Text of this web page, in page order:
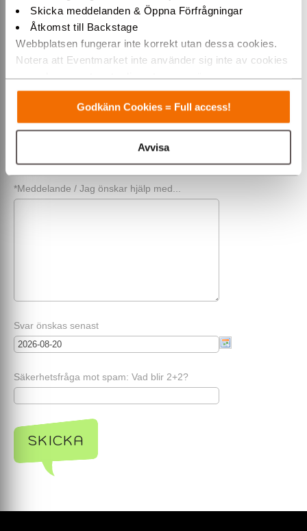
Skicka meddelanden & Öppna Förfrågningar
Åtkomst till Backstage
Webbplatsen fungerar inte korrekt utan dessa cookies.
Notera att Eventmarket inte använder sig inte av cookies
som placeras ut av tredjepartsannonsörer.
Varmt välkommen till Eventmarket!
Godkänn Cookies = Full access!
Avvisa
Telefon
*Meddelande / Jag önskar hjälp med...
Svar önskas senast
Säkerhetsfråga mot spam: Vad blir 2+2?
SKICKA